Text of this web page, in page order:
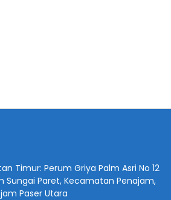
Timur: Perum Griya Palm Asri No 12
Sungai Paret, Kecamatan Penajam,
Paser Utara